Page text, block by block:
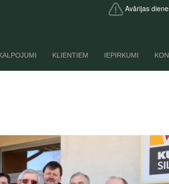
Avārijas
KLIENTIEM IEPIRKUMI